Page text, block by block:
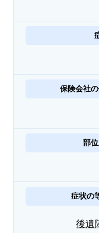
保険会社
部
症状の
後遺